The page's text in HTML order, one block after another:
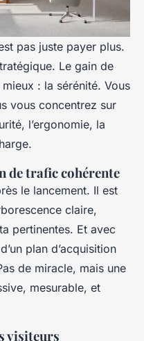
pas juste payer plus.
Le gain de
: la sérénité. Vous
vous concentrez sur
l’ergonomie, la
de trafic cohérente
le lancement. Il est
claire,
pertinentes. Et avec
plan d’acquisition
de miracle, mais une
mesurable, et
visiteurs